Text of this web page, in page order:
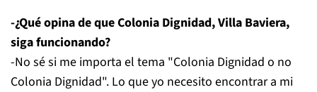
-¿Qué opina de que Colonia Dignidad, Villa Baviera,
siga funcionando?
-No sé si me importa el tema "Colonia Dignidad o no
Colonia Dignidad". Lo que yo necesito encontrar a mi